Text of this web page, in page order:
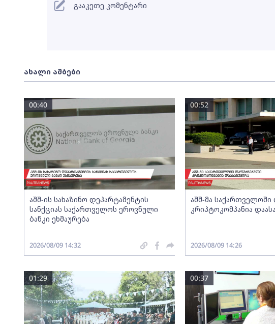
ახალი ამბები
აშშ-ის სახაზინო დეპარტამენტის
სანქციას საქართველოს ეროვნული
ბანკი ეხმაურება
00:40
2026/08/09 14:32
აშშ-მა
კრიპტოკომპანია
00:52
2026/08/09 14:26
01:29 00:37
გააკეთე კომენტარი